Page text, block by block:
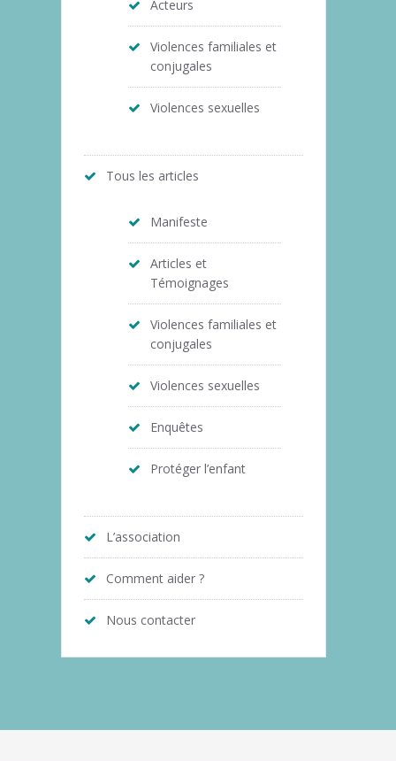
Acteurs
Violences familiales et
conjugales
Violences sexuelles
Tous les articles
Manifeste
Articles et
Témoignages
Violences familiales et
conjugales
Violences sexuelles
Enquêtes
Protéger l’enfant
L’association
Comment aider ?
Nous contacter